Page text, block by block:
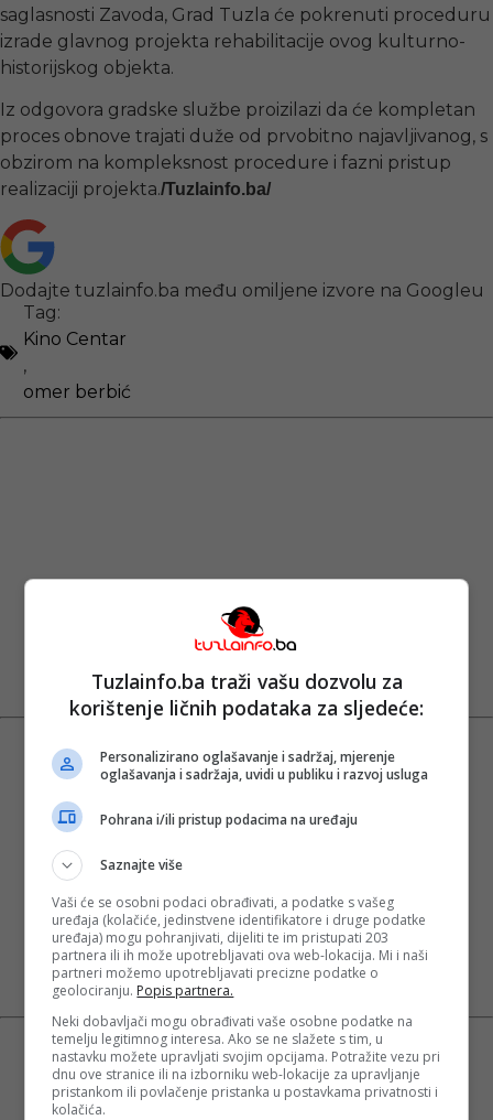
saglasnosti Zavoda, Grad Tuzla će pokrenuti proceduru
izrade glavnog projekta rehabilitacije ovog kulturno-
historijskog objekta.
Iz odgovora gradske službe proizilazi da će kompletan
proces obnove trajati duže od prvobitno najavljivanog, s
obzirom na kompleksnost procedure i fazni pristup
realizaciji projekta./Tuzlainfo.ba/
Dodajte tuzlainfo.ba među omiljene izvore na Googleu
Tag:
Kino Centar
,
omer berbić
Tuzlainfo.ba traži vašu dozvolu za
korištenje ličnih podataka za sljedeće:
Personalizirano oglašavanje i sadržaj, mjerenje
oglašavanja i sadržaja, uvidi u publiku i razvoj usluga
Pohrana i/ili pristup podacima na uređaju
Saznajte više
Vaši će se osobni podaci obrađivati, a podatke s vašeg
uređaja (kolačiće, jedinstvene identifikatore i druge podatke
uređaja) mogu pohranjivati, dijeliti te im pristupati 203
partnera ili ih može upotrebljavati ova web-lokacija. Mi i naši
partneri možemo upotrebljavati precizne podatke o
geolociranju. Popis partnera.
Neki dobavljači mogu obrađivati vaše osobne podatke na
temelju legitimnog interesa. Ako se ne slažete s tim, u
nastavku možete upravljati svojim opcijama. Potražite vezu pri
dnu ove stranice ili na izborniku web-lokacije za upravljanje
pristankom ili povlačenje pristanka u postavkama privatnosti i
kolačića.